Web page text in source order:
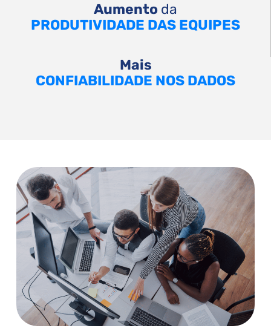
Aumento da
PRODUTIVIDADE DAS EQUIPES
Mais
CONFIABILIDADE NOS DADOS